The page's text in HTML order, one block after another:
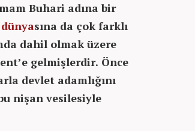
Buhari adına bir
dünyasına da çok farklı
dahil olmak üzere
gelmişlerdir. Önce
devlet adamlığını
nişan vesilesiyle